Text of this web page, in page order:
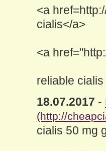
<a
cialis</a>
<a
reliable cialis
18.07.2017 -
(http://
cialis 50 mg